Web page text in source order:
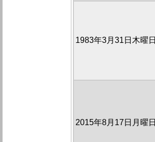
1983年3月31日木曜日
2015年8月17日月曜日